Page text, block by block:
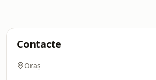
Contacte
Oraș